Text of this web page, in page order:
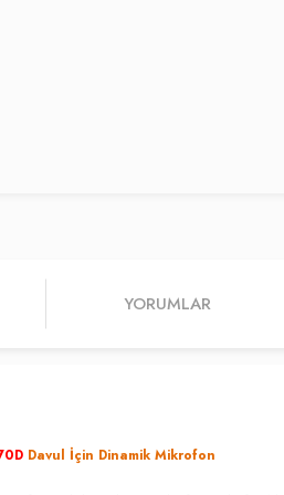
YORUMLAR
Davul İçin Dinamik Mikrofon